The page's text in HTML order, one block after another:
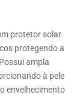
protetor solar
protegendo a
ampla
à pele
envelhecimento